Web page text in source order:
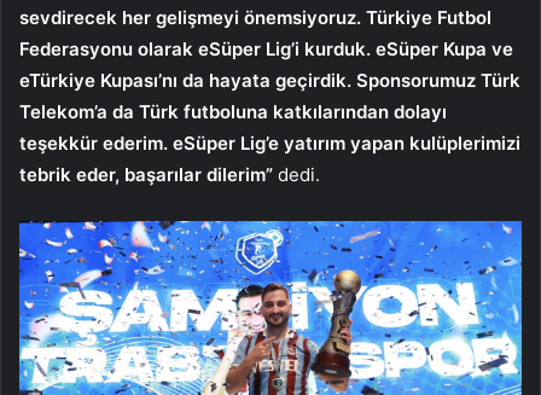
sevdirecek her gelişmeyi önemsiyoruz. Türkiye Futbol
Federasyonu olarak eSüper Lig’i kurduk. eSüper Kupa ve
eTürkiye Kupası’nı da hayata geçirdik. Sponsorumuz Türk
Telekom’a da Türk futboluna katkılarından dolayı
teşekkür ederim. eSüper Lig’e yatırım yapan kulüplerimizi
tebrik eder, başarılar dilerim” dedi.